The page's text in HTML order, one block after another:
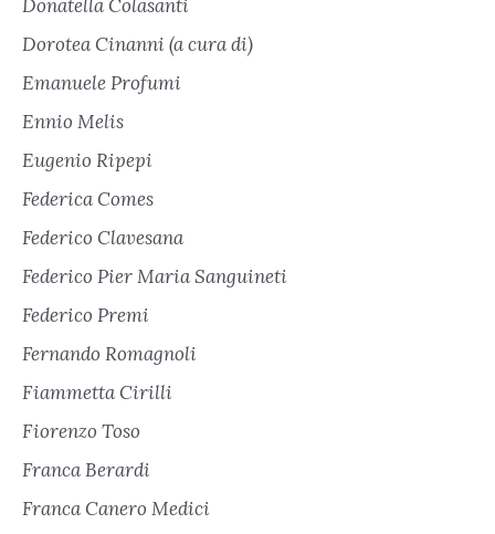
Donatella Colasanti
Dorotea Cinanni (a cura di)
Emanuele Profumi
Ennio Melis
Eugenio Ripepi
Federica Comes
Federico Clavesana
Federico Pier Maria Sanguineti
Federico Premi
Fernando Romagnoli
Fiammetta Cirilli
Fiorenzo Toso
Franca Berardi
Franca Canero Medici